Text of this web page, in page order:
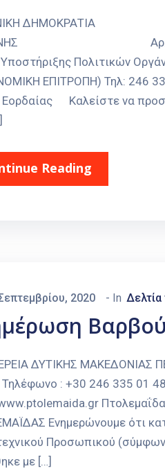
ΔΗΜΟΚΡΑΤΙΑ
Αρ. Πρωτ.
Πολιτικών
ΕΠΙΤΡΟΠΗ) Τηλ: 246
Καλείστε να
Reading
2020 - In
ΔΥΤΙΚΗΣ ΜΑΚΕΔΟΝΙΑΣ
: +30 246 335 01
Ενημερώνουμε ότι
Προσωπικού
με […]